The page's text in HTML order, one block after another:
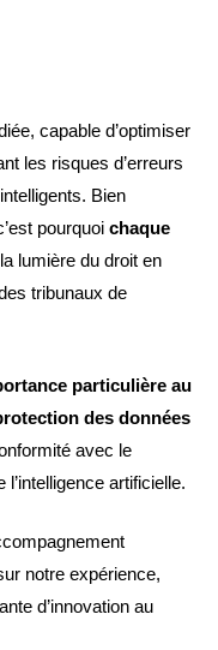
capable d’optimiser
les risques d’erreurs
Bien
pourquoi chaque
lumière du droit en
tribunaux de
particulière au
des données
avec le
l’intelligence artificielle.
notre expérience,
d’innovation au